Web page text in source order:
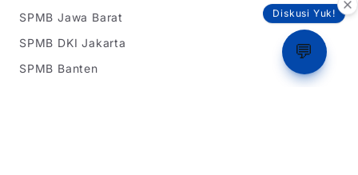
Diskusi Yuk!
💬
SPMB Jawa Barat
SPMB DKI Jakarta
SPMB Banten